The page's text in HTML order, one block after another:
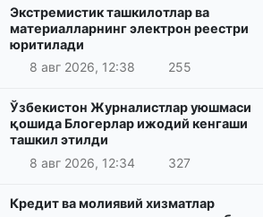
Экстремистик ташкилотлар ва
материалларнинг электрон реестри
юритилади
8 авг 2026, 12:38
255
Ўзбекистон Журналистлар уюшмаси
қошида Блогерлар ижодий кенгаши
ташкил этилди
8 авг 2026, 12:34
327
Кредит ва молиявий хизматлар